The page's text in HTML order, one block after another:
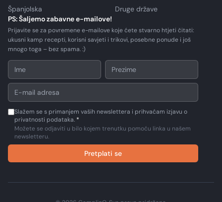
Španjolska
Druge države
PS: Šaljemo zabavne e-mailove!
Prijavite se za povremene e-mailove koje ćete stvarno htjeti čitati:
ukusni kamp recepti, korisni savjeti i trikovi, posebne ponude i još
mnogo toga – bez spama. :)
Slažem se s primanjem vaših newslettera i prihvaćam izjavu o
privatnosti podataka. *
Možete se odjaviti u bilo kojem trenutku pomoću linka u našem
newsletteru.
Pretplati se